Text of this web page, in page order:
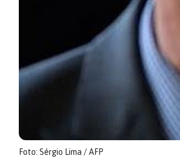
Foto: Sérgio Lima / AFP